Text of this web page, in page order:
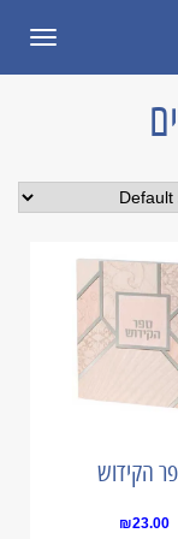
הקידוש
₪23.00